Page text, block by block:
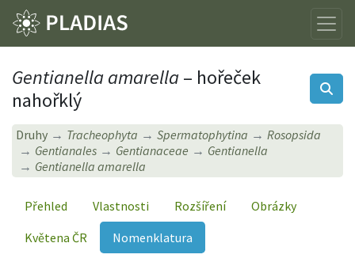
Gentianella amarella– hořeček
nahořklý
Druhy Tracheophyta Spermatophytina
Rosopsida
Gentianales
Gentianaceae
Gentianella
Gentianella amarella
Přehled Vlastnosti Rozšíření
Obrázky
Květena ČR
Nomenklatura